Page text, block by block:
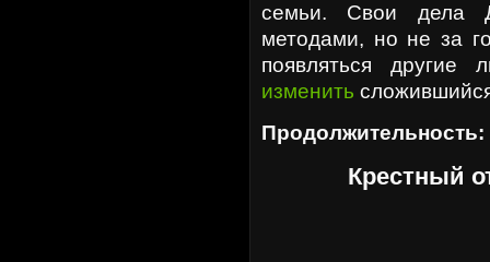
семьи. Свои дела
методами, но не за
появляться
изменить
Продолжительность:
Крестный